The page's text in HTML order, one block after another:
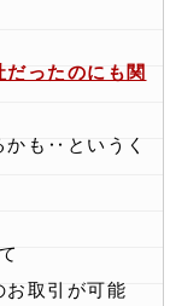
ったのにも関
かも‥というく
取引が可能